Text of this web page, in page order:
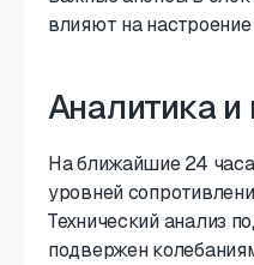
влияют на
Аналитика
На ближайшие 24
уровней
Технический анализ
подвержен